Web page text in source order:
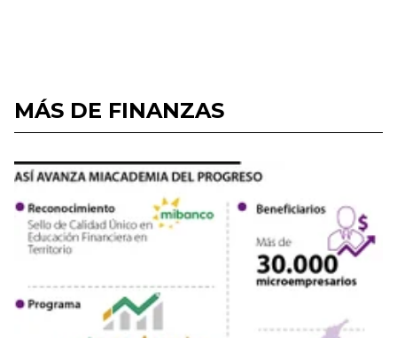
MÁS DE FINANZAS